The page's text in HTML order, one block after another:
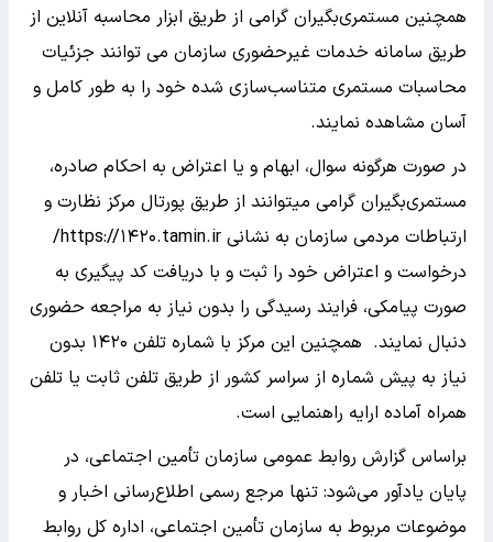
همچنین مستمری‌بگیران گرامی از طریق ابزار محاسبه آنلاین از
طریق سامانه خدمات غیرحضوری سازمان می ‌توانند جزئیات
محاسبات مستمری متناسب‌سازی شده خود را به طور کامل و
آسان مشاهده نمایند.
در صورت هرگونه سوال، ابهام و یا اعتراض به احکام صادره،
مستمری‌بگیران گرامی میتوانند از طریق پورتال مرکز نظارت و
ارتباطات مردمی سازمان به نشانی https://۱۴۲۰.tamin.ir/
درخواست و اعتراض خود را ثبت و با دریافت کد پیگیری به
صورت پیامکی، فرایند رسیدگی را بدون نیاز به مراجعه حضوری
دنبال نمایند. همچنین این مرکز با شماره تلفن ۱۴۲۰ بدون
نیاز به پیش شماره از سراسر کشور از طریق تلفن ثابت یا تلفن
همراه آماده ارایه راهنمایی است.
براساس گزارش روابط عمومی سازمان تأمین اجتماعی، در
پایان یادآور می‌شود: تنها مرجع رسمی اطلاع‌رسانی اخبار و
موضوعات مربوط به سازمان تأمین اجتماعی، اداره کل روابط